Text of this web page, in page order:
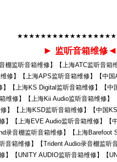
► 监听音箱维修
棚监听音箱维修】【上海ATC监听音
修】【上海APS监听音箱维修】【中
】【上海KS Digital监听音箱维修】【
维修】【上海Kii Audio监听音箱维修
】【上海KSD监听音箱维修】【中国
】【上海EVE Audio监听音箱维修】
录音棚监听音箱维修】【上海Barefoot
音箱维修】【Trident Audio录音棚监听
】【UNITY AUDIO监听音箱维修】【